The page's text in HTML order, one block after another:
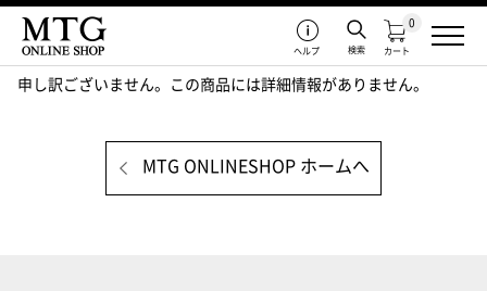
カート
0
検索
ヘルプ
申し訳ございません。この商品には詳細情報がありません。
MTG ONLINESHOP ホームへ